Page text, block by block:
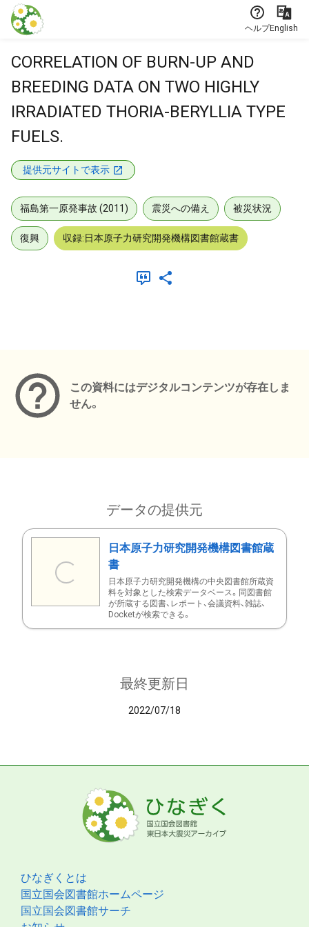
本文に飛ぶ
ヘルプEnglish
CORRELATION OF BURN-UP AND
BREEDING DATA ON TWO HIGHLY
IRRADIATED THORIA-BERYLLIA TYPE
FUELS.
提供元サイトで表示
福島第一原発事故 (2011) 震災への備え 被災状況
復興 収録:日本原子力研究開発機構図書館蔵書
この資料にはデジタルコンテンツが存在しま
せん。
データの提供元
日本原子力研究開発機構図書館蔵
書
日本原子力研究開発機構の中央図書館所蔵資
料を対象とした検索データベース。同図書館
が所蔵する図書、レポート、会議資料、雑誌、
Docketが検索できる。
最終更新日
2022/07/18
ひなぎくとは
国立国会図書館ホームページ
国立国会図書館サーチ